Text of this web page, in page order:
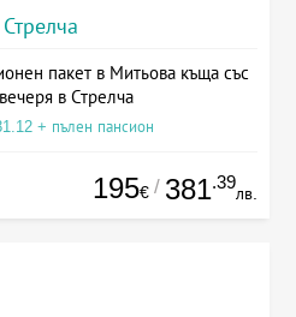
Стрелча
пакет в Митьова къща със
в Стрелча
+ пълен пансион
195€ / 381.39
лв.